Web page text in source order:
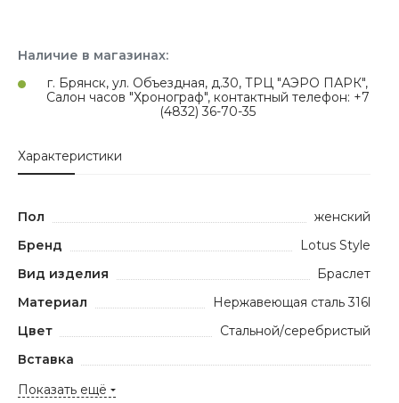
Наличие в магазинах:
г. Брянск, ул. Объездная, д.30, ТРЦ "АЭРО ПАРК",
Салон часов "Хронограф", контактный телефон: +7
(4832) 36-70-35
Характеристики
Пол
женский
Бренд
Lotus Style
Вид изделия
Браслет
Материал
Нержавеющая сталь 316l
Цвет
Стальной/серебристый
Вставка
Показать ещё